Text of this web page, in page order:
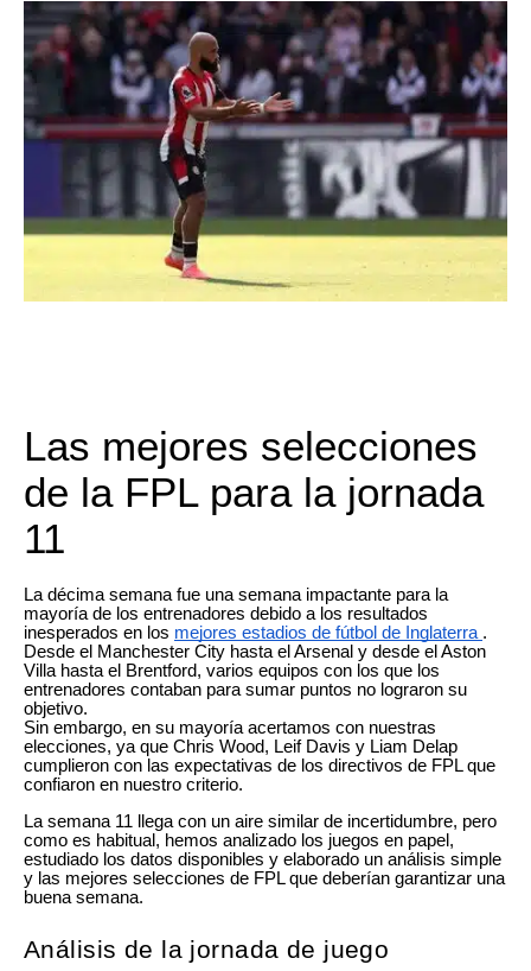
Las mejores selecciones
de la FPL para la jornada
11
La décima semana fue una semana impactante para la
mayoría de los entrenadores debido a los resultados
inesperados en los mejores estadios de fútbol de Inglaterra .
Desde el Manchester City hasta el Arsenal y desde el Aston
Villa hasta el Brentford, varios equipos con los que los
entrenadores contaban para sumar puntos no lograron su
objetivo.
Sin embargo, en su mayoría acertamos con nuestras
elecciones, ya que Chris Wood, Leif Davis y Liam Delap
cumplieron con las expectativas de los directivos de FPL que
confiaron en nuestro criterio.
La semana 11 llega con un aire similar de incertidumbre, pero
como es habitual, hemos analizado los juegos en papel,
estudiado los datos disponibles y elaborado un análisis simple
y las mejores selecciones de FPL que deberían garantizar una
buena semana.
Análisis de la jornada de juego